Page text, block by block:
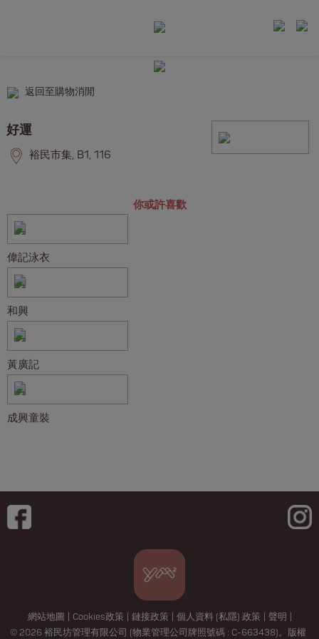
返回至購物消閒
好運
裕民市集, B1, 116
你或許喜歡
偉記泳衣
和興
黃廣記
成興童裝
網站地圖 Cookies政策 鏈接政策 個人資料 (私隱) 政策 聲明
© 2026 裕民坊管理有限公司 (物業管理公司牌照號碼 : C-663438)。版權